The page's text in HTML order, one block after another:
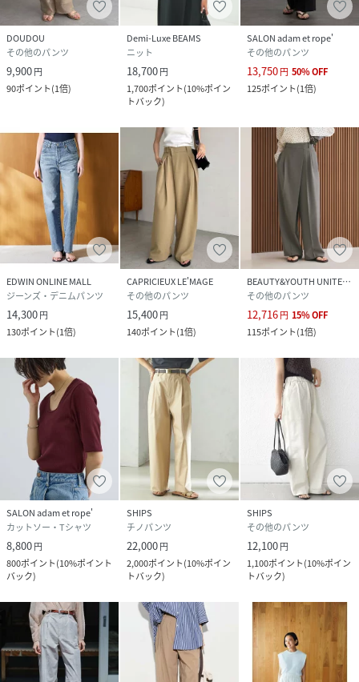
DOUDOU
その他のパンツ
9,900円
90ポイント(1倍)
Demi-Luxe BEAMS
ニット
18,700円
1,700ポイント(10%ポイン
トバック)
SALON adam et rope'
その他のパンツ
13,750円 50%OFF
125ポイント(1倍)
EDWIN ONLINE MALL
ジーンズ・デニムパンツ
14,300円
130ポイント(1倍)
CAPRICIEUX LE'MAGE
その他のパンツ
15,400円
140ポイント(1倍)
BEAUTY&YOUTH UNITED ARROWS
その他のパンツ
12,716円 15%OFF
115ポイント(1倍)
SALON adam et rope'
カットソー・Tシャツ
8,800円
800ポイント(10%ポイント
バック)
SHIPS
チノパンツ
22,000円
2,000ポイント(10%ポイン
トバック)
SHIPS
その他のパンツ
12,100円
1,100ポイント(10%ポイン
トバック)